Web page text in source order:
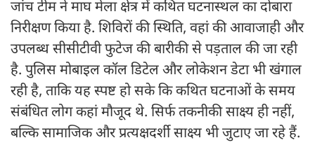
जांच टीम ने माघ मेला क्षेत्र में कथित घटनास्थल का दोबारा
निरीक्षण किया है. शिविरों की स्थिति, वहां की आवाजाही और
उपलब्ध सीसीटीवी फुटेज की बारीकी से पड़ताल की जा रही
है. पुलिस मोबाइल कॉल डिटेल और लोकेशन डेटा भी खंगाल
रही है, ताकि यह स्पष्ट हो सके कि कथित घटनाओं के समय
संबंधित लोग कहां मौजूद थे. सिर्फ तकनीकी साक्ष्य ही नहीं,
बल्कि सामाजिक और प्रत्यक्षदर्शी साक्ष्य भी जुटाए जा रहे हैं.